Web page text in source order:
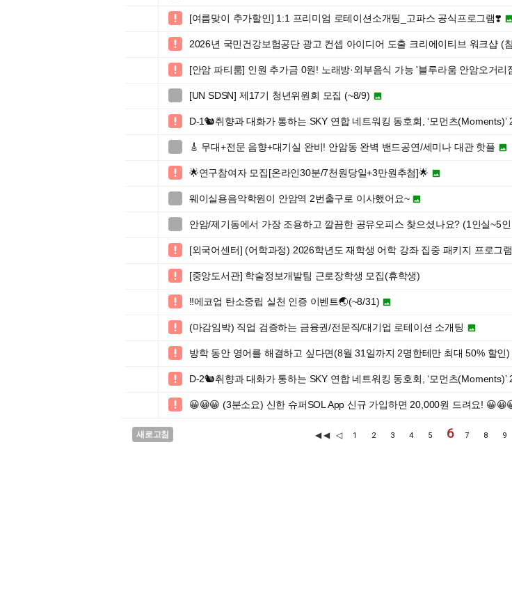
 [여름맞이 추가할인] 1:1 프리미엄 로테이션소개팅_고파스 공식프로그램❣️
 2026년 국민건강보험공단 광고 컨셉 아이디어 도출 크리에이티브 워크샵 (
 [안암 파티룸] 인원 추가금 0원! 노래방·외부음식 가능 '블루라움 안암오거리
[UN SDSN] 제17기 청년위원회 모집 (~8/9) 
 D-1🐿️취향과 대화가 통하는 SKY 연합 네트워킹 동호회, ‘모먼츠
🎸 무대+전문 음향+대기실 완비! 안암동 완벽 밴드공연/세미나 대관 핫플 
 🌟연구참여자 모집[온라인30분/7천원당일+3만원추첨]🌟 
웨이실용음악학원이 안암역 2번출구로 이사했어요~ 
안암/제기동에서 가장 조용하고 깔끔한 공유오피스 찾으셨나요? (1인실~5
 [외국어센터] (어학과정) 2026학년도 재학생 어학 강좌 집중 패키지 프로그
 [중앙도서관] 학술정보개발팀 근로장학생 모집(휴학생)
 ‼️에코업 탄소중립 실천 인증 이벤트🌏(~8/31) 
 (마감임박) 직업 검증하는 금융권/전문직/대기업 로테이션 소개팅 
 방학 동안 영어를 해결하고 싶다면(8월 31일까지 2명한테만 최대 50% 할인)
 D-2🐿️취향과 대화가 통하는 SKY 연합 네트워킹 동호회, ‘모먼츠
 😀😀😀 (3분소요) 신한 슈퍼SOL App 신규 가입하면 20,000원 드려요!
새로고침 ◀◀ ◁ 1 2 3 4 5 6 7 8 9